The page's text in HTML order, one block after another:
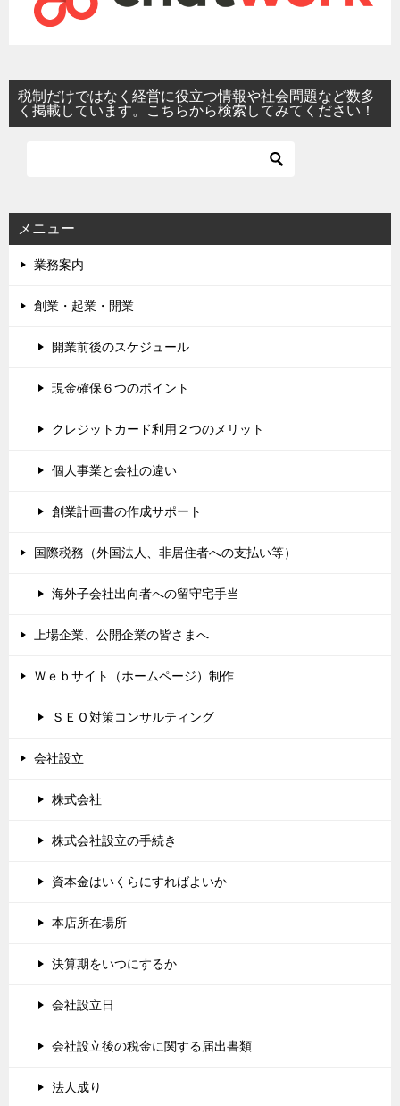
税制だけではなく経営に役立つ情報や社会問題など数多
く掲載しています。こちらから検索してみてください！
メニュー
業務案内
創業・起業・開業
開業前後のスケジュール
現金確保６つのポイント
クレジットカード利用２つのメリット
個人事業と会社の違い
創業計画書の作成サポート
国際税務（外国法人、非居住者への支払い等）
海外子会社出向者への留守宅手当
上場企業、公開企業の皆さまへ
Ｗｅｂサイト（ホームページ）制作
ＳＥＯ対策コンサルティング
会社設立
株式会社
株式会社設立の手続き
資本金はいくらにすればよいか
本店所在場所
決算期をいつにするか
会社設立日
会社設立後の税金に関する届出書類
法人成り